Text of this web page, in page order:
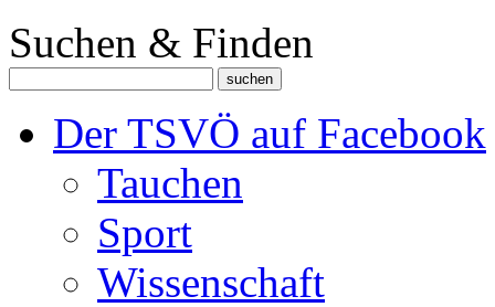
Suchen & Finden
Der TSVÖ auf Facebook
Tauchen
Sport
Wissenschaft